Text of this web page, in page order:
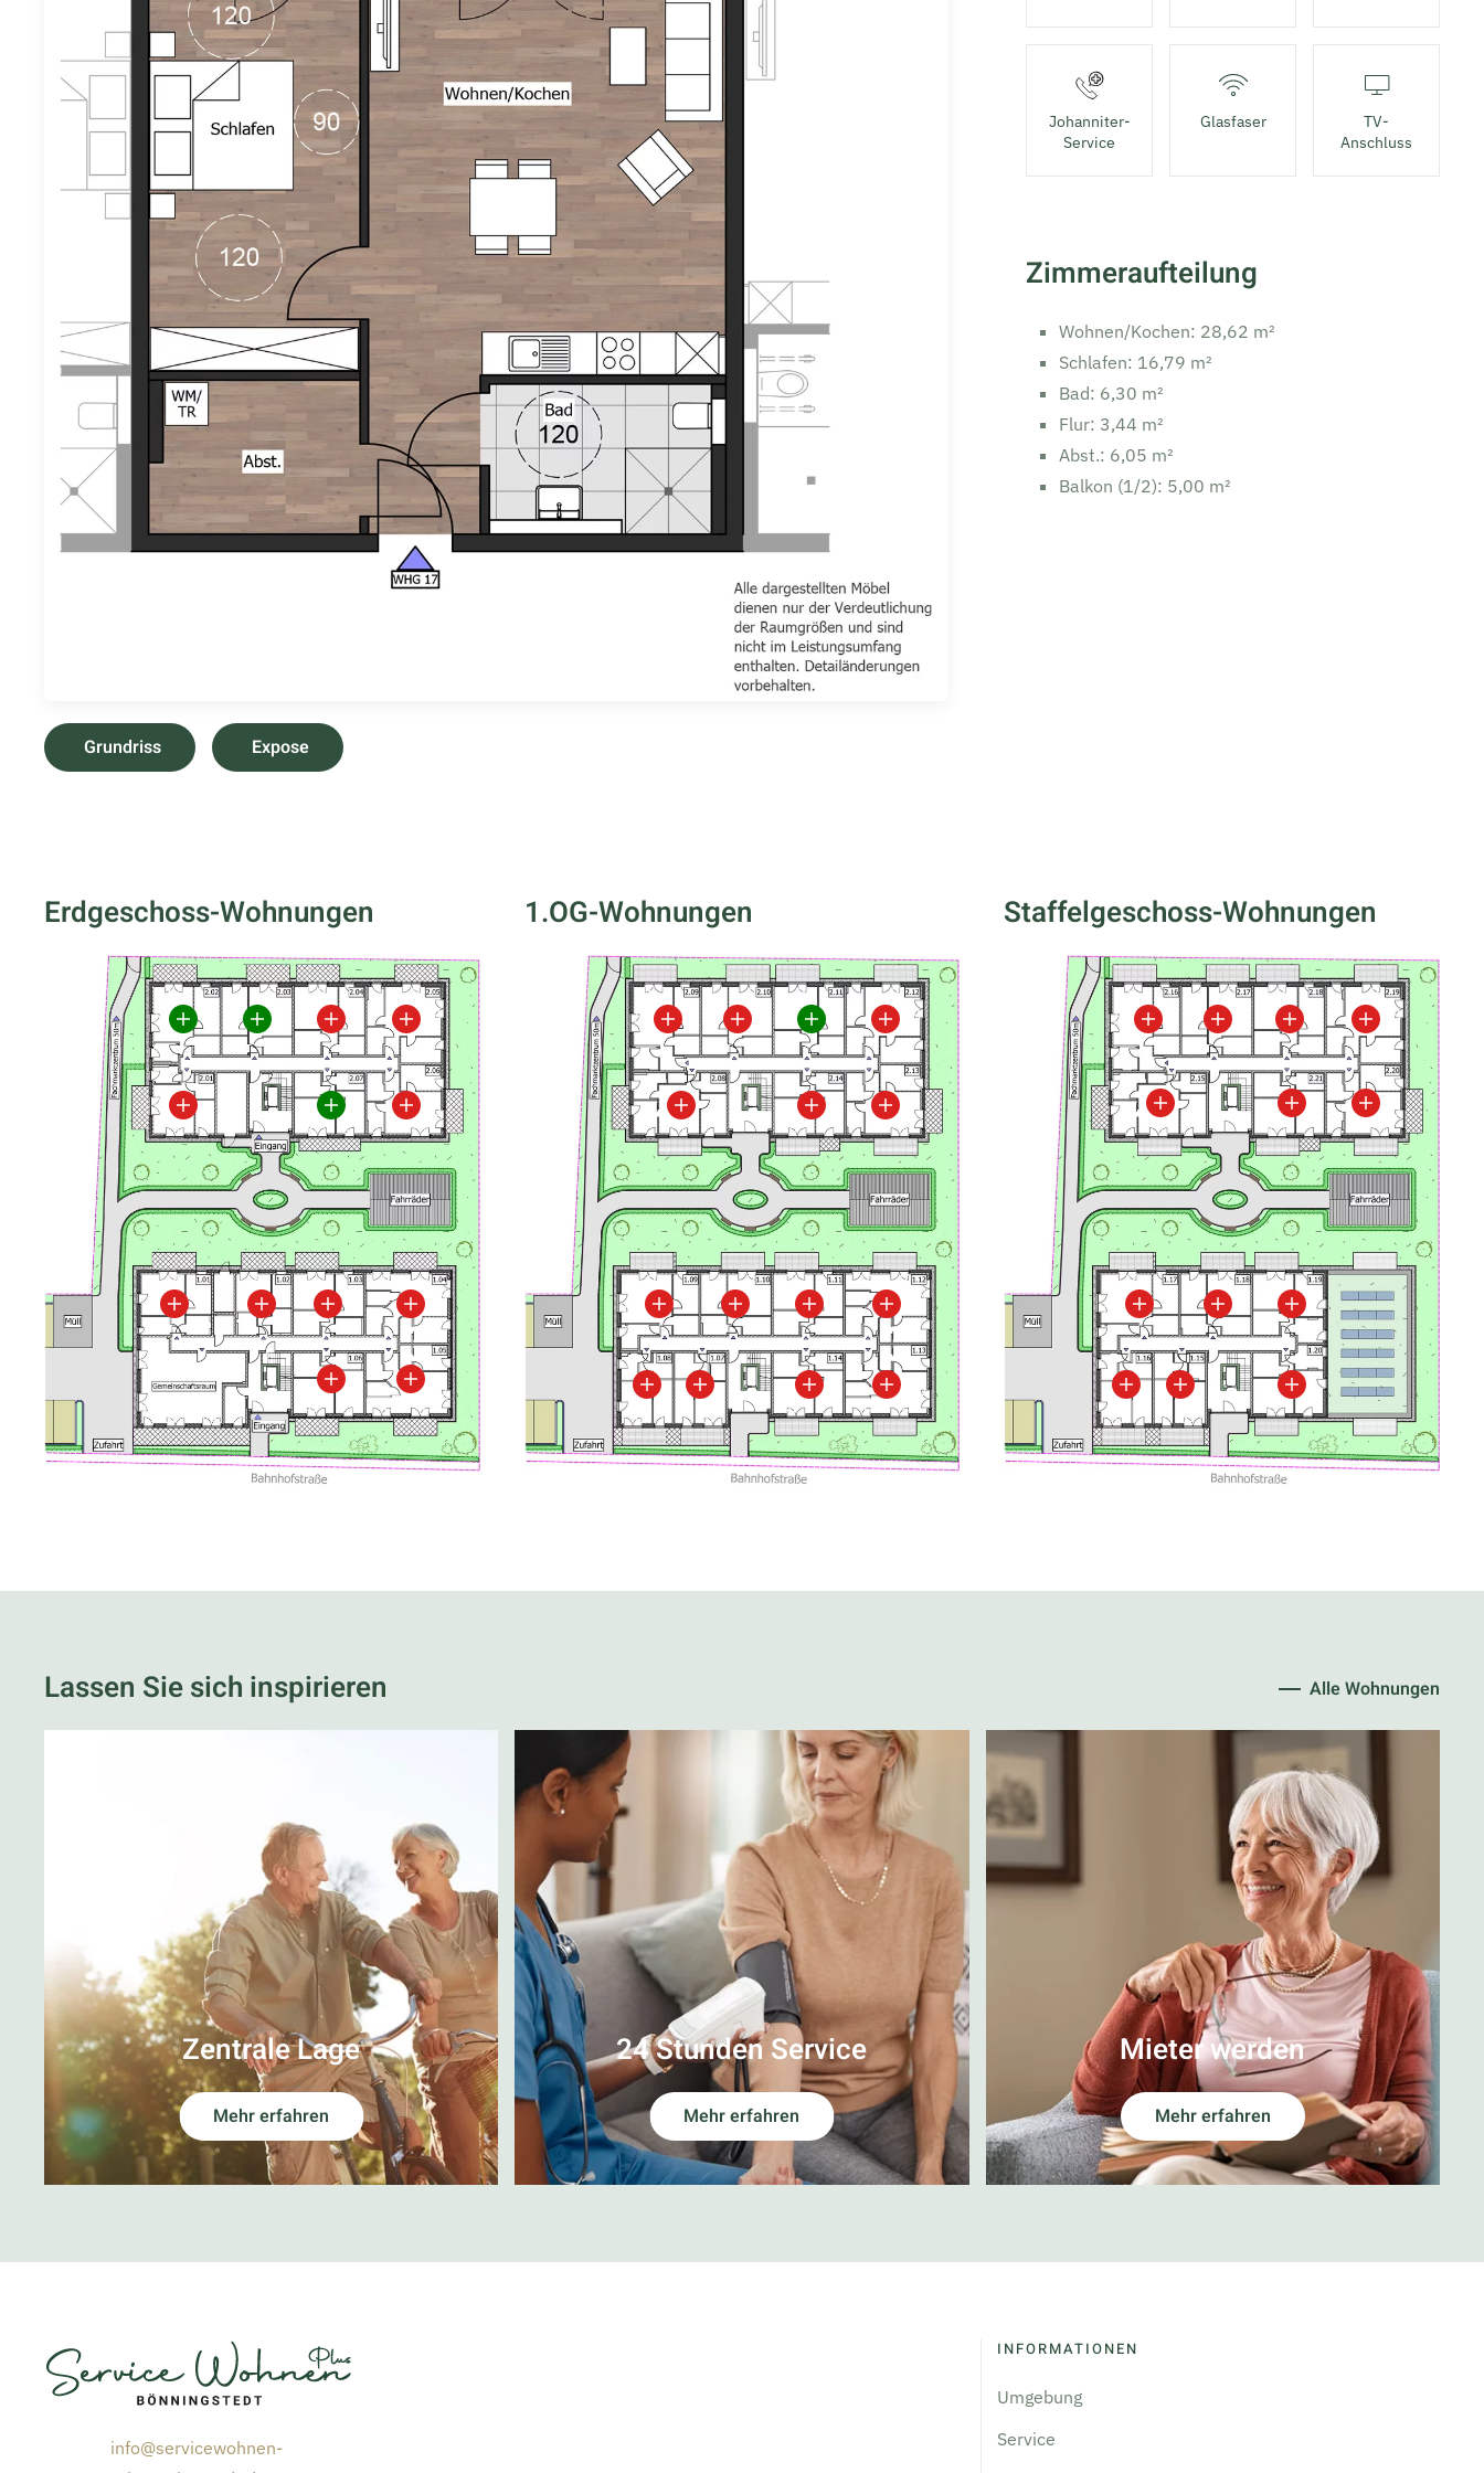
Grundriss Expose
Johanniter-
Service
Glasfaser
TV-
Anschluss
Zimmeraufteilung
Wohnen/Kochen: 28,62 m²
Schlafen: 16,79 m²
Bad: 6,30 m²
Flur: 3,44 m²
Abst.: 6,05 m²
Balkon (1/2): 5,00 m²
Erdgeschoss-Wohnungen 1.OG-Wohnungen Staffelgeschoss-Wohnungen
Lassen Sie sich inspirieren Alle Wohnungen
Zentrale Lage
Mehr erfahren
24 Stunden Service
Mehr erfahren
Mieter werden
Mehr erfahren
info@servicewohnen-
INFORMATIONEN
Umgebung
Service